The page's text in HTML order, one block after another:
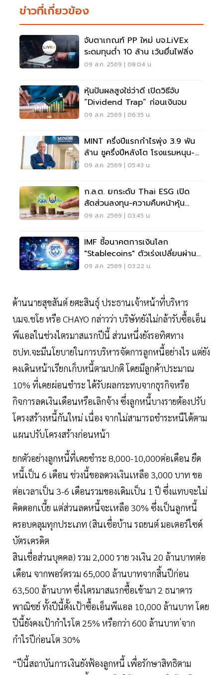
ข่าวที่เกี่ยวข้อง
จับตาเกณฑ์ PP ใหม่ บจ.LiVEx
ระดมทุนต่ำ 10 ล้าน เว้นยื่นไฟลิ่ง
09 ส.ค. 2569 | 08:04 น.
หุ้นปันผลสูงใช่ว่าดี เปิดวิธีจับ
“Dividend Trap” ก่อนเงินจม
09 ส.ค. 2569 | 06:35 น.
MINT ครึ่งปีแรกกำไรพุ่ง 3.9 พัน
ล้าน ชูครึ่งปีหลังโต โรงแรมหนุน-
ลุยลดภาระหนี้
09 ส.ค. 2569 | 05:43 น.
ก.ล.ต. ยกระดับ Thai ESG เปิด
สัดส่วนลงทุน-ความคืบหน้าหุ้น
JUMP+
09 ส.ค. 2569 | 03:45 น.
IMF ชี้อนาคตการเงินโลก
"Stablecoins" ตัวเร่งเปลี่ยนผ่าน
ระบบชำระเงิน
09 ส.ค. 2569 | 03:22 น.
ด้านนายสุขสันต์ ยศะสินธุ์ ประธานเจ้าหน้าที่บริหาร
บมจ.ชโย หรือ CHAYO กล่าวว่า บริษัทยังไม่กล้ารับซื้อเอ็น
พีแอลในช่วงไตรมาสแรกปีนี้ ส่วนหนึ่งยังรอทิศทาง
ธปท.จะมีนโยบายในการบริหารจัดการลูกหนี้อย่างไร แต่ยัง
คงเดินหน้าเรียกเก็บหนี้ตามปกติ โดยมีลูกค้าประมาณ
10% ที่เคยผ่อนชำระ ได้รับผลกระทบจากธุรกิจหรือ
กิจการลดเงินเดือนหรือเลิกจ้าง ซึ่งลูกหนี้บางรายต้องปรับ
โครงสร้างหนี้กันใหม่ เนื่อง จากไม่สามารถชำระหนืได้ตาม
แผนปรับโครงสร้างก่อนหน้า
ยกตัวอย่างลูกหนี้ที่เคยชำระ 8,000-10,000ต่อเดือน ยืด
หนี้เป็น 6 เดือน ช่วงนี้ขอลดวงเงินเหลือ 3,000 บาท ขอ
ต่อเวลาเป็น 3-6 เดือนรวมของเดิมเป็น 1 ปี ซึ่งแทบจะไม่
คิดดอกเบี้ย แต่ส่วนลดหนี้จะเหลือ 30% ซึ่งเป็นลูกหนี้
ครอบคลุมทุกประเภท (สินเชื่อบ้าน รถยนต์ มอเตอร์ไซด์
บัตรเครดิต
สินเชื่อส่วนบุคคล) รวม 2,000 ราย วงเงิน 20 ล้านบาทต่อ
เดือน จากพอร์ตรวม 65,000 ล้านบาทจากสิ้นปีก่อน
63,500 ล้านบาท ซึ่งไตรมาสแรกซื้อเข้ามา 2 ธนาคาร
พาณิชย์ ทั้งปีนี้ตั้งเป้าซื้อเอ็นพีแอล 10,000 ล้านบาท โดย
ปีนี้ยังคงเป้ากำไรโต 25% หรือกว่า 600 ล้านบาท ่จาก
กำไรปีก่อนโต 30%
“ปีนี้สถาบันการเงินยังฟ้องลูกหนี้ เพื่อรักษาสิทธิตาม